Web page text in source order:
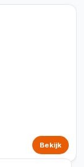
Bekijk